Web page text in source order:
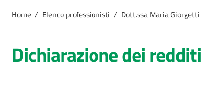
Sanitaria
Locale della
Home / Elenco professionisti / Dott.ssa Maria Giorgetti
Dichiarazione dei redditi